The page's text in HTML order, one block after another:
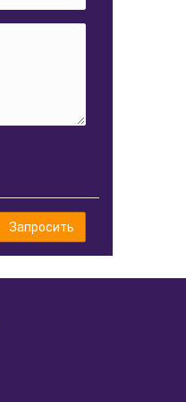
Запросить